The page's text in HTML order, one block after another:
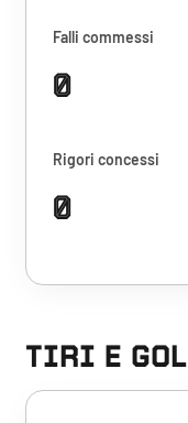
Falli commessi
0
Rigori concessi
0
TIRI E GOL